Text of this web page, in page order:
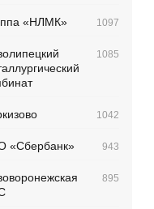
«НЛМК» 1097
1085
1042
«Сбербанк» 943
895